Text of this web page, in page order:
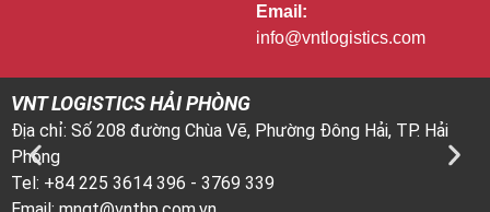
Email:
info@vntlogistics.com
VNT LOGISTICS HẢI PHÒNG
Địa chỉ: Số 208 đường Chùa Vẽ, Phường Đông Hải, TP. Hải
Phòng
Tel: +84 225 3614 396 - 3769 339